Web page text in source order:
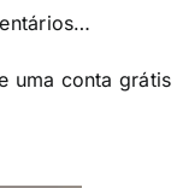
uma conta grátis